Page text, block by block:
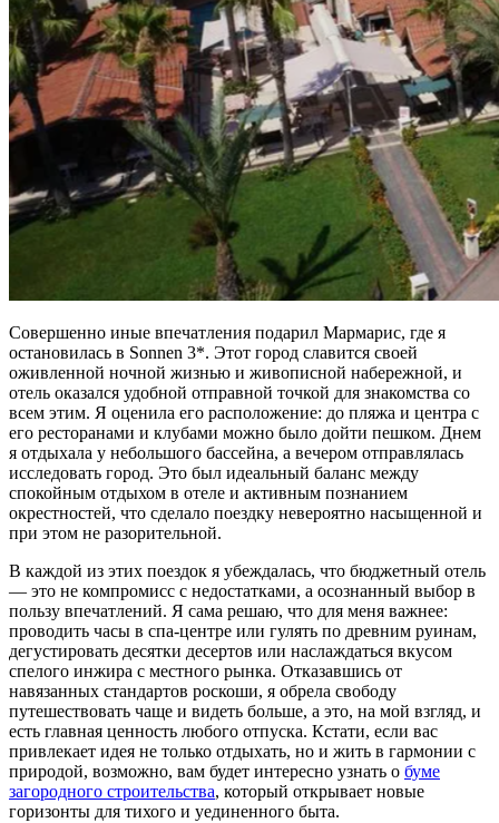
Совершенно иные впечатления подарил Мармарис, где я
остановилась в Sonnen 3*. Этот город славится своей
оживленной ночной жизнью и живописной набережной, и
отель оказался удобной отправной точкой для знакомства со
всем этим. Я оценила его расположение: до пляжа и центра с
его ресторанами и клубами можно было дойти пешком. Днем
я отдыхала у небольшого бассейна, а вечером отправлялась
исследовать город. Это был идеальный баланс между
спокойным отдыхом в отеле и активным познанием
окрестностей, что сделало поездку невероятно насыщенной и
при этом не разорительной.
В каждой из этих поездок я убеждалась, что бюджетный отель
— это не компромисс с недостатками, а осознанный выбор в
пользу впечатлений. Я сама решаю, что для меня важнее:
проводить часы в спа-центре или гулять по древним руинам,
дегустировать десятки десертов или наслаждаться вкусом
спелого инжира с местного рынка. Отказавшись от
навязанных стандартов роскоши, я обрела свободу
путешествовать чаще и видеть больше, а это, на мой взгляд, и
есть главная ценность любого отпуска. Кстати, если вас
привлекает идея не только отдыхать, но и жить в гармонии с
природой, возможно, вам будет интересно узнать о буме
загородного строительства, который открывает новые
горизонты для тихого и уединенного быта.